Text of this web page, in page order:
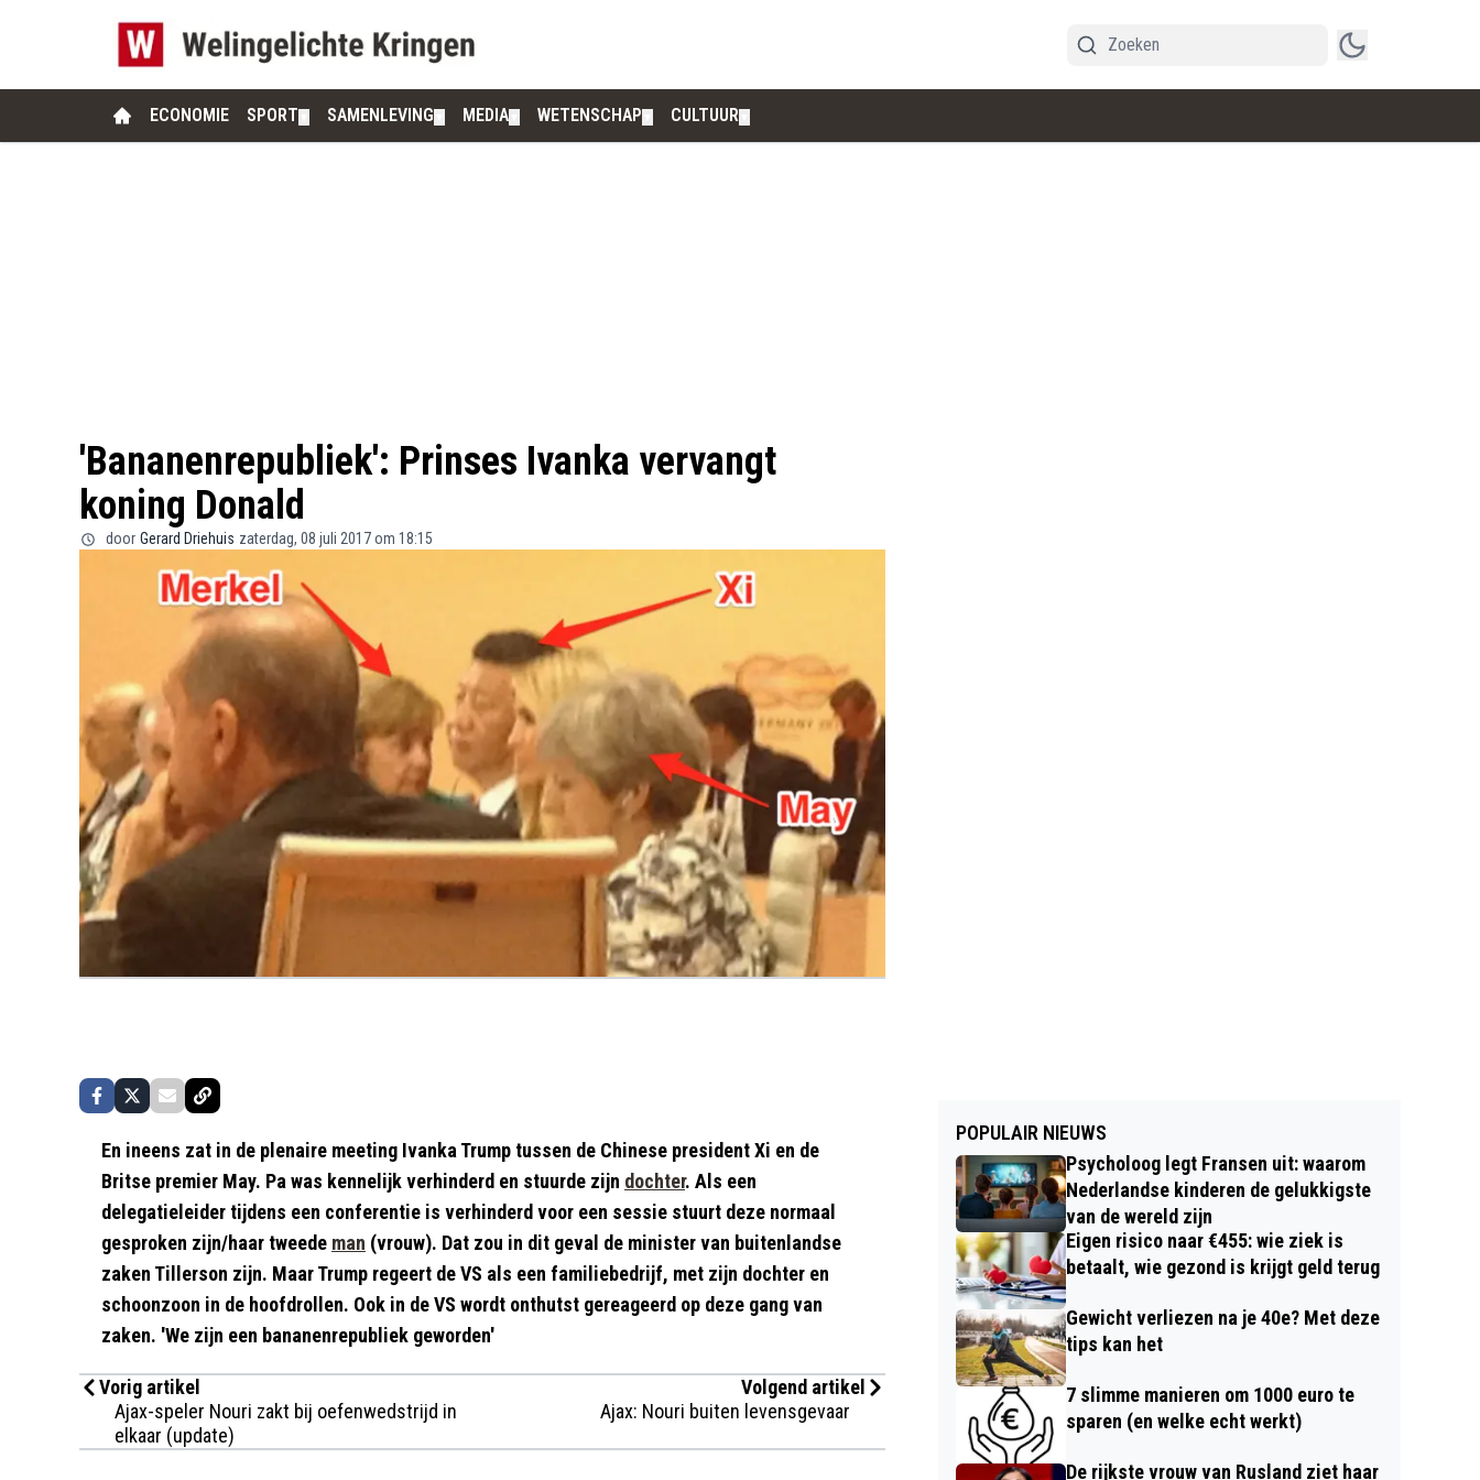
ECONOMIE SPORT SAMENLEVING MEDIA WETENSCHAP CULTUUR
'Bananenrepubliek': Prinses Ivanka vervangt
koning Donald
door Gerard Driehuis zaterdag, 08 juli 2017 om 18:15
En ineens zat in de plenaire meeting Ivanka Trump tussen de Chinese president Xi en de
Britse premier May. Pa was kennelijk verhinderd en stuurde zijn dochter. Als een
delegatieleider tijdens een conferentie is verhinderd voor een sessie stuurt deze normaal
gesproken zijn/haar tweede man (vrouw). Dat zou in dit geval de minister van buitenlandse
zaken Tillerson zijn. Maar Trump regeert de VS als een familiebedrijf, met zijn dochter en
schoonzoon in de hoofdrollen. Ook in de VS wordt onthutst gereageerd op deze gang van
zaken. 'We zijn een bananenrepubliek geworden'
Vorig artikel
Ajax-speler Nouri zakt bij oefenwedstrijd in
elkaar (update)
Volgend artikel
Ajax: Nouri buiten levensgevaar
POPULAIR NIEUWS
Psycholoog legt Fransen uit: waarom
Nederlandse kinderen de gelukkigste
van de wereld zijn
Eigen risico naar €455: wie ziek is
betaalt, wie gezond is krijgt geld terug
Gewicht verliezen na je 40e? Met deze
tips kan het
7 slimme manieren om 1000 euro te
sparen (en welke echt werkt)
De rijkste vrouw van Rusland ziet haar